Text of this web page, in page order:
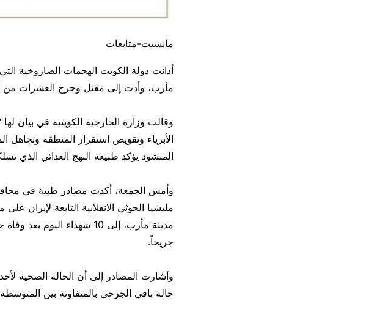
مانشيت-متابعات
أدانت دولة الكويت الهجمات الصاروخية
مأرب، وأدت إلى مقتل وجرح العشرات من
وقالت وزارة الخارجية الكويتية في بيان
الأبرياء وتقويض استقرار المنطقة
المنشود يؤكد طبيعة النهج العدائي الذي
وأمس الجمعة، أكدت مصادر طبية في
مليشيا الحوثي الانقلابية التابعة
جريحاً.
وأشارت المصادر إلى أن الحالة الصحية
حالة باقي الجرحى بالمتفاوتة بين